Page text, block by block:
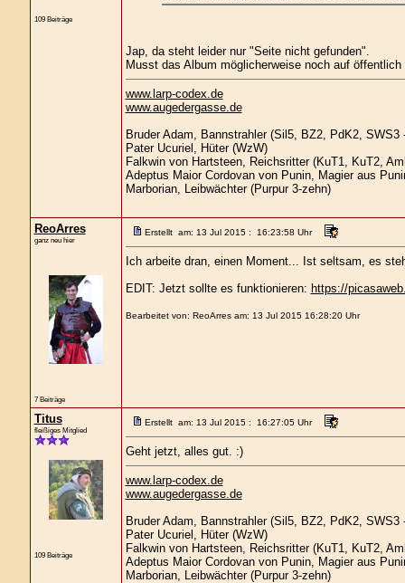
109 Beiträge
Jap, da steht leider nur "Seite nicht gefunden".
Musst das Album möglicherweise noch auf öffentlich
www.larp-codex.de
www.augedergasse.de
Bruder Adam, Bannstrahler (Sil5, BZ2, PdK2, SWS3
Pater Ucuriel, Hüter (WzW)
Falkwin von Hartsteen, Reichsritter (KuT1, KuT2,
Adeptus Maior Cordovan von Punin, Magier aus
Marborian, Leibwächter (Purpur 3-zehn)
ReoArres
ganz neu hier
7 Beiträge
Erstellt am: 13 Jul 2015 : 16:23:58 Uhr
Ich arbeite dran, einen Moment... Ist seltsam, es
EDIT: Jetzt sollte es funktionieren: https://
Bearbeitet von: ReoArres am: 13 Jul 2015 16:28:20 Uhr
Titus
fleißiges Mitglied
109 Beiträge
Erstellt am: 13 Jul 2015 : 16:27:05 Uhr
Geht jetzt, alles gut. :)
www.larp-codex.de
www.augedergasse.de
Bruder Adam, Bannstrahler (Sil5, BZ2, PdK2, SWS3
Pater Ucuriel, Hüter (WzW)
Falkwin von Hartsteen, Reichsritter (KuT1, KuT2,
Adeptus Maior Cordovan von Punin, Magier aus
Marborian, Leibwächter (Purpur 3-zehn)